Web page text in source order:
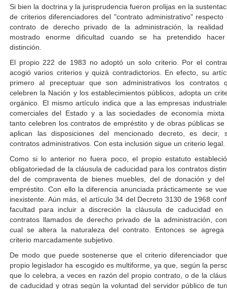
Si bien la doctrina y la jurisprudencia fueron prolijas en la
de criterios diferenciadores del "contrato administrativo" respecto
contrato de derecho privado de la administración, la realidad
mostrado enorme dificultad cuando se ha pretendido
distinción.
El propio 222 de 1983 no adoptó un solo criterio. Por el
acogió varios criterios y quizá contradictorios. En efecto, su
primero al preceptuar que son administrativos los contratos
celebren la Nación y los establecimientos públicos, adopta un
orgánico. El mismo artículo indica que a las empresas
comerciales del Estado y a las sociedades de economía mixta
tanto celebren los contratos de empréstito y de obras públicas se
aplican las disposiciones del mencionado decreto, es decir,
contratos administrativos. Con esta inclusión sigue un criterio legal.
Como si lo anterior no fuera poco, el propio estatuto
obligatoriedad de la cláusula de caducidad para los contratos
del de compraventa de bienes muebles, del de donación y del
empréstito. Con ello la diferencia anunciada prácticamente se
inexistente. Aún más, el artículo 34 del Decreto 3130 de 1968
facultad para incluir a discreción la cláusula de caducidad en
contratos llamados de derecho privado de la administración,
cual se altera la naturaleza del contrato. Entonces se agrega
criterio marcadamente subjetivo.
De modo que puede sostenerse que el criterio diferenciador
propio legislador ha escogido es multiforme, ya que, según la
que lo celebra, a veces en razón del propio contrato, o de la
de caducidad y otras según la voluntad del servidor público de